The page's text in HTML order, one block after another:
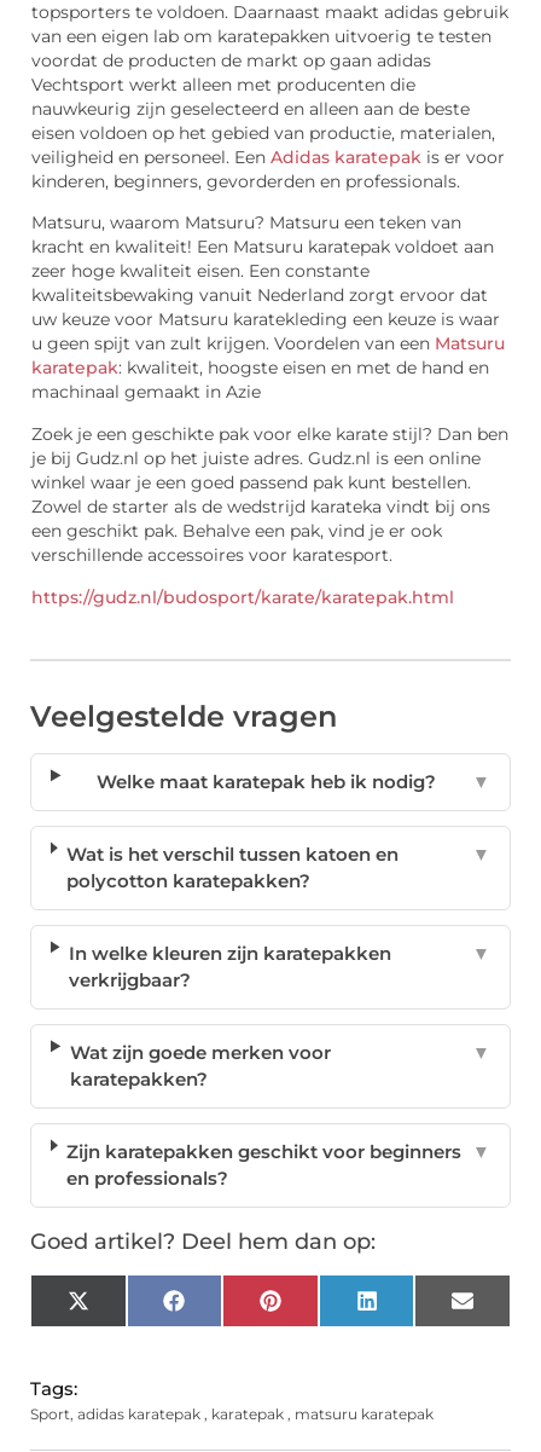
topsporters te voldoen. Daarnaast maakt adidas gebruik
van een eigen lab om karatepakken uitvoerig te testen
voordat de producten de markt op gaan adidas
Vechtsport werkt alleen met producenten die
nauwkeurig zijn geselecteerd en alleen aan de beste
eisen voldoen op het gebied van productie, materialen,
veiligheid en personeel. Een Adidas karatepak is er voor
kinderen, beginners, gevorderden en professionals.
Matsuru, waarom Matsuru? Matsuru een teken van
kracht en kwaliteit! Een Matsuru karatepak voldoet aan
zeer hoge kwaliteit eisen. Een constante
kwaliteitsbewaking vanuit Nederland zorgt ervoor dat
uw keuze voor Matsuru karatekleding een keuze is waar
u geen spijt van zult krijgen. Voordelen van een Matsuru
karatepak: kwaliteit, hoogste eisen en met de hand en
machinaal gemaakt in Azie
Zoek je een geschikte pak voor elke karate stijl? Dan ben
je bij Gudz.nl op het juiste adres. Gudz.nl is een online
winkel waar je een goed passend pak kunt bestellen.
Zowel de starter als de wedstrijd karateka vindt bij ons
een geschikt pak. Behalve een pak, vind je er ook
verschillende accessoires voor karatesport.
https://gudz.nl/budosport/karate/karatepak.html
Veelgestelde vragen
Welke maat karatepak heb ik nodig? ▼
Wat is het verschil tussen katoen en
polycotton karatepakken?
▼
In welke kleuren zijn karatepakken
verkrijgbaar?
▼
Wat zijn goede merken voor
karatepakken?
▼
Zijn karatepakken geschikt voor beginners
en professionals?
▼
Goed artikel? Deel hem dan op:
X
(Twitter)
FacebookPinterest LinkedIn Email
Tags:
Sport, adidas karatepak , karatepak , matsuru karatepak